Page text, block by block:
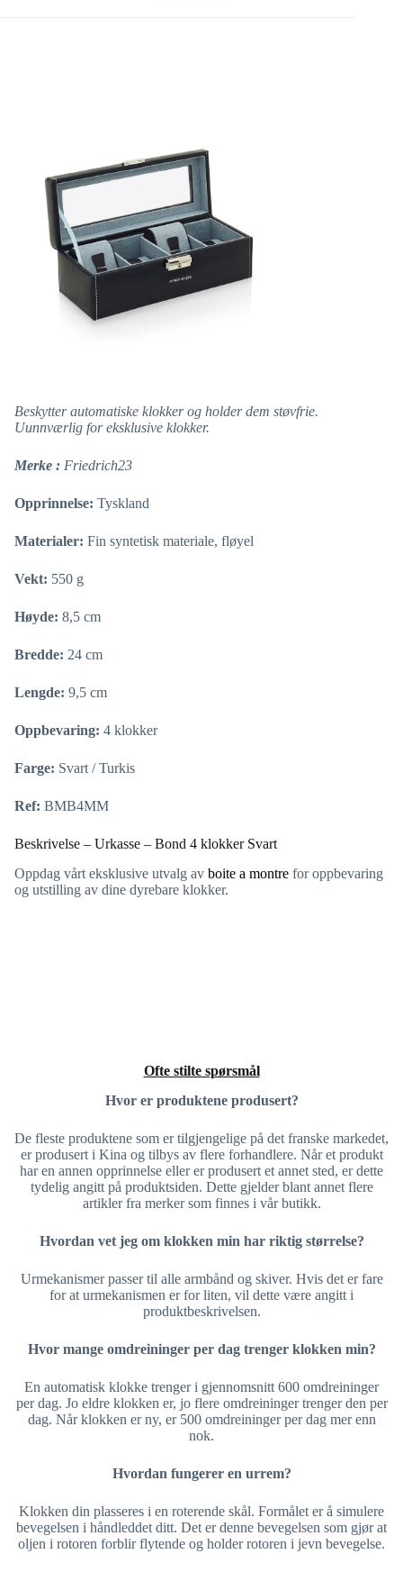
Beskytter automatiske klokker og holder dem støvfrie.
Uunnværlig for eksklusive klokker.
Merke : Friedrich23
Opprinnelse: Tyskland
Materialer: Fin syntetisk materiale, fløyel
Vekt: 550 g
Høyde: 8,5 cm
Bredde: 24 cm
Lengde: 9,5 cm
Oppbevaring: 4 klokker
Farge: Svart / Turkis
Ref: BMB4MM
Beskrivelse – Urkasse – Bond 4 klokker Svart
Oppdag vårt eksklusive utvalg av boite a montre for oppbevaring
og utstilling av dine dyrebare klokker.
Ofte stilte spørsmål
Hvor er produktene produsert?
De fleste produktene som er tilgjengelige på det franske markedet,
er produsert i Kina og tilbys av flere forhandlere. Når et produkt
har en annen opprinnelse eller er produsert et annet sted, er dette
tydelig angitt på produktsiden. Dette gjelder blant annet flere
artikler fra merker som finnes i vår butikk.
Hvordan vet jeg om klokken min har riktig størrelse?
Urmekanismer passer til alle armbånd og skiver. Hvis det er fare
for at urmekanismen er for liten, vil dette være angitt i
produktbeskrivelsen.
Hvor mange omdreininger per dag trenger klokken min?
En automatisk klokke trenger i gjennomsnitt 600 omdreininger
per dag. Jo eldre klokken er, jo flere omdreininger trenger den per
dag. Når klokken er ny, er 500 omdreininger per dag mer enn
nok.
Hvordan fungerer en urrem?
Klokken din plasseres i en roterende skål. Formålet er å simulere
bevegelsen i håndleddet ditt. Det er denne bevegelsen som gjør at
oljen i rotoren forblir flytende og holder rotoren i jevn bevegelse.